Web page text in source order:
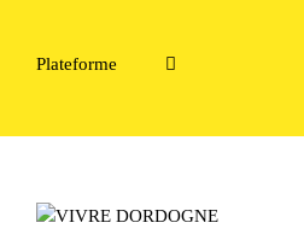
Plateforme